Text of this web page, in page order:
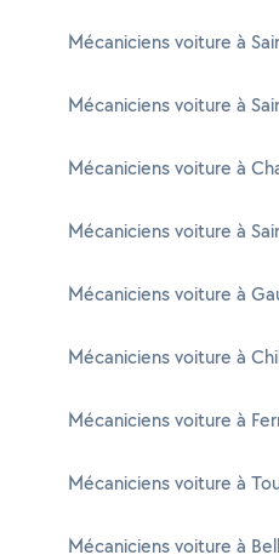
Mécaniciens voiture à
Mécaniciens voiture à
Mécaniciens voiture à
Mécaniciens voiture à
Mécaniciens voiture à
Mécaniciens voiture à
Mécaniciens voiture à
Mécaniciens voiture à
Mécaniciens voiture à